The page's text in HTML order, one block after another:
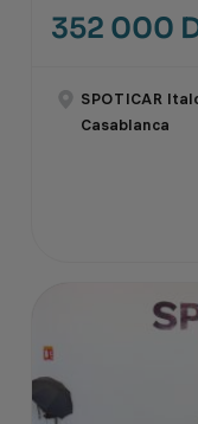
352 000
SPOTICAR
Casablanca